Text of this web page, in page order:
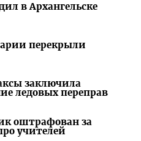
в Архангельске
перекрыли
заключила
ледовых переправ
оштрафован за
учителей